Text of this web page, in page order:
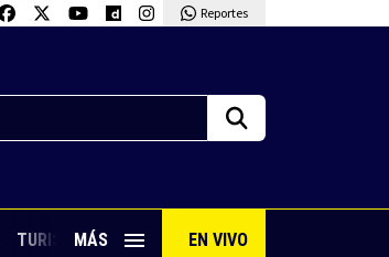
Reportes
TURISMO CON SABOR VIVE PUERTO VALLARTA
MÁS EN VIVO